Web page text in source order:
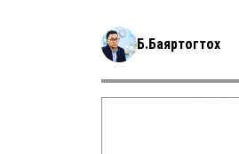
Б.Баяртогтох